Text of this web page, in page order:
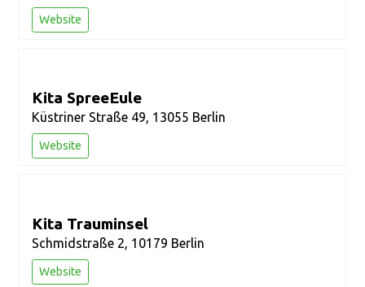
Website
Kita SpreeEule
Küstriner Straße 49, 13055 Berlin
Website
Kita Trauminsel
Schmidstraße 2, 10179 Berlin
Website